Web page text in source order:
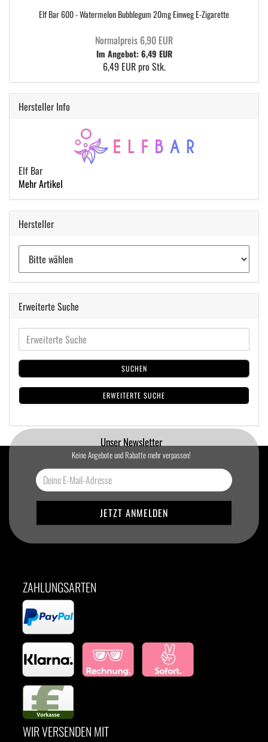
Elf Bar 600 - Watermelon Bubblegum 20mg Einweg E-Zigarette
Normalpreis 6,90 EUR
Im Angebot: 6,49 EUR
6,49 EUR pro Stk.
Hersteller Info
Elf Bar
Mehr Artikel
Hersteller
Erweiterte Suche
SUCHEN
ERWEITERTE SUCHE
Unser Newsletter
Keine Angebote und Rabatte mehr verpassen!
ZAHLUNGSARTEN
WIR VERSENDEN MIT